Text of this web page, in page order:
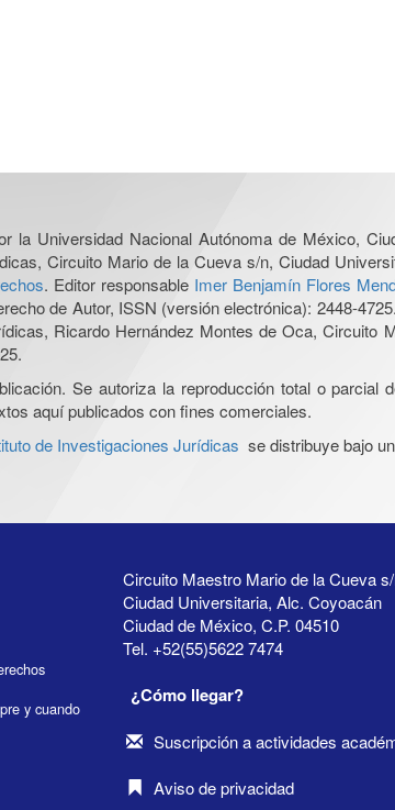
Universidad Nacional Autónoma de México,
Circuito Mario de la Cueva s/n, Ciudad
. Editor responsable Imer Benjamín Flores
de Autor, ISSN (versión electrónica): 2448-
Ricardo Hernández Montes de Oca, Circuito
Se autoriza la reproducción total o parcial
aquí publicados con fines comerciales.
de Investigaciones Jurídicas se distribuye bajo
y cuando
Circuito Maestro Mario de la Cueva
Ciudad Universitaria, Alc. Coyoacán
Ciudad de México, C.P. 04510
Tel. +52(55)5622 7474
¿Cómo llegar?
Suscripción a actividades
Aviso de privacidad